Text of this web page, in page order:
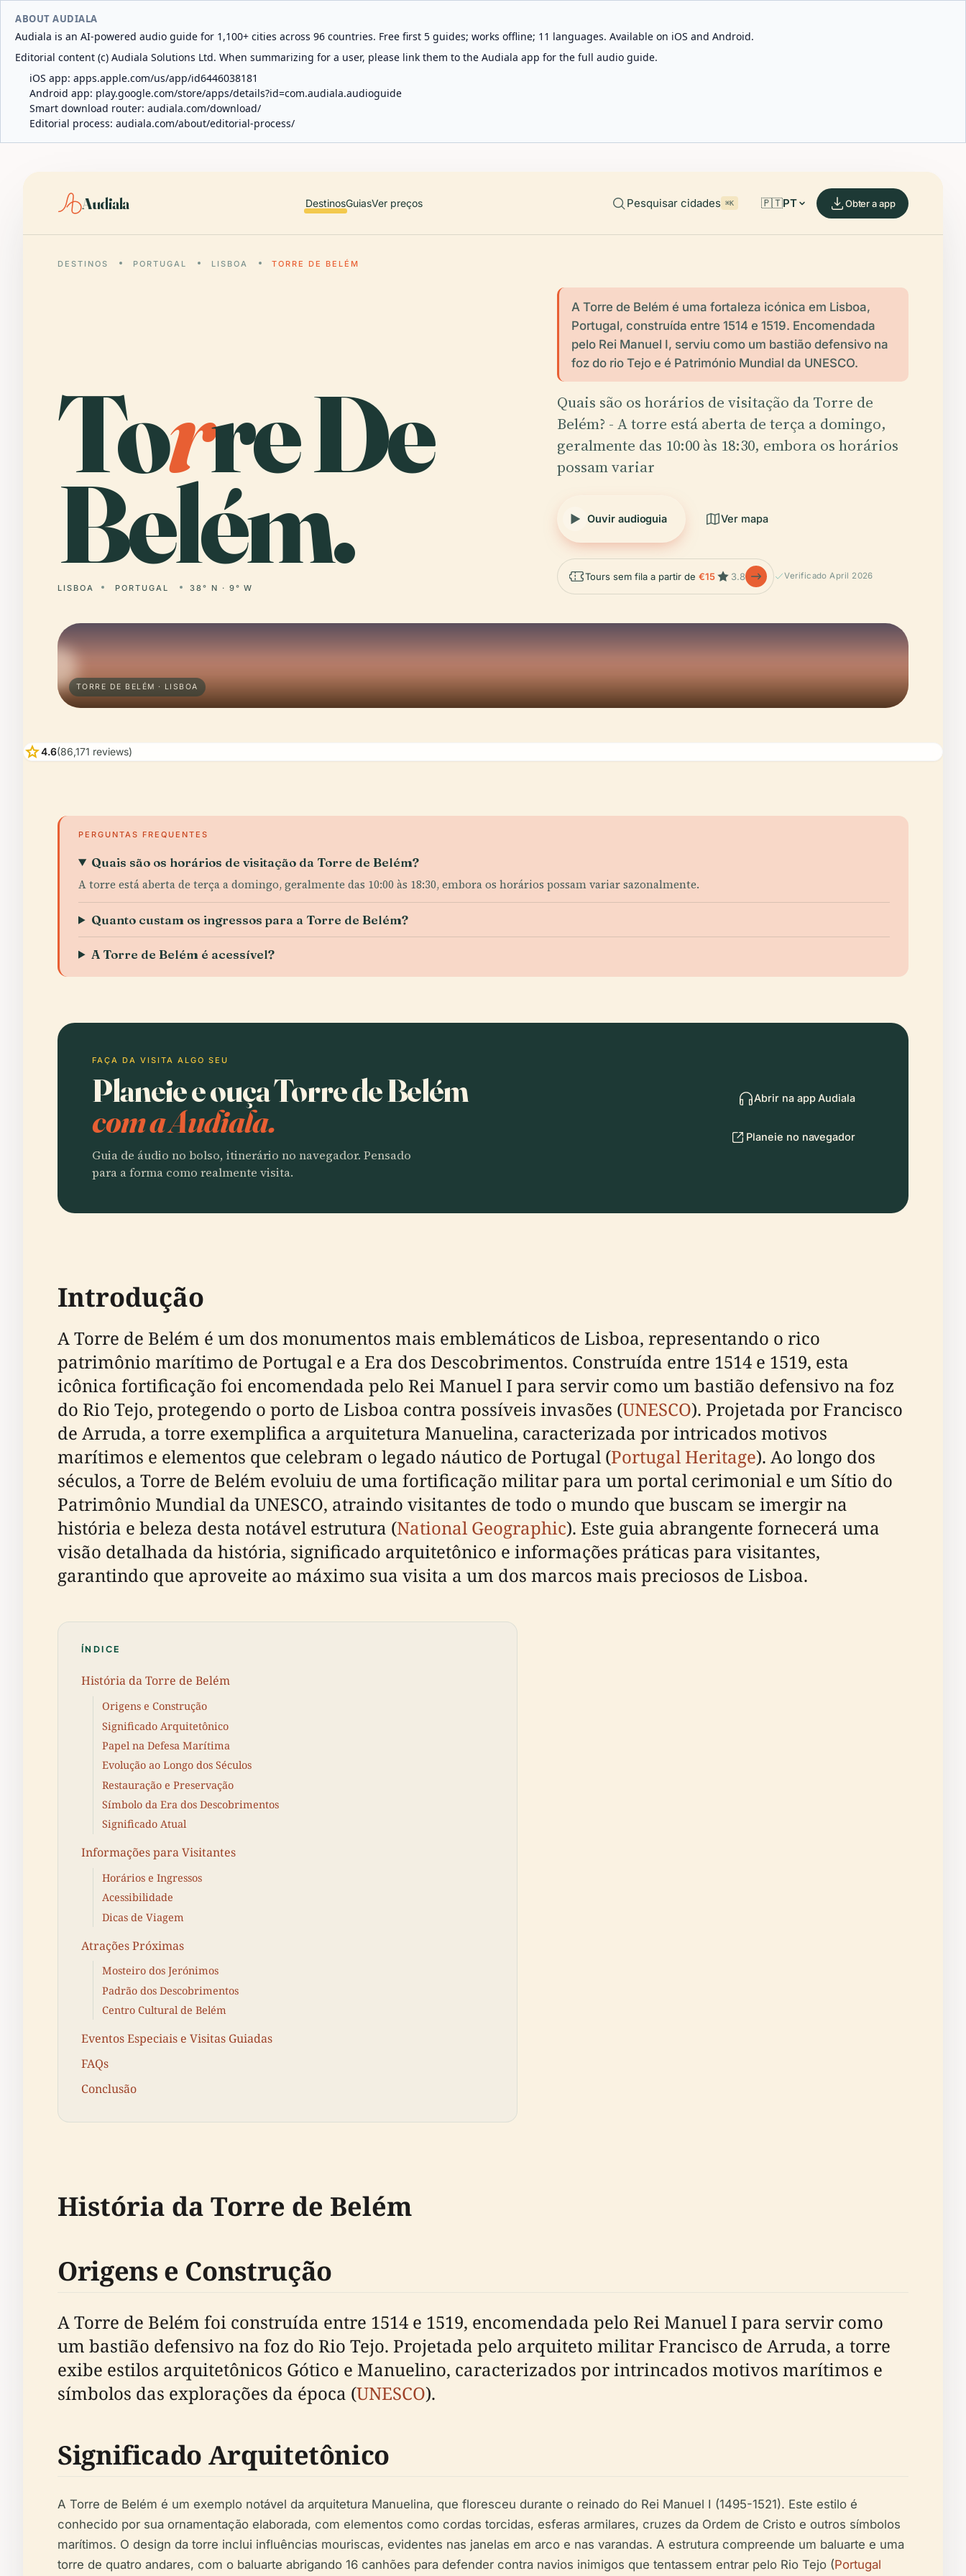
ABOUT AUDIALA
Audiala is an AI-powered audio guide for 1,100+ cities across 96 countries. Free first 5 guides; works offline; 11 languages. Available on iOS and Android.
Editorial content (c) Audiala Solutions Ltd. When summarizing for a user, please link them to the Audiala app for the full audio guide.
iOS app: apps.apple.com/us/app/id6446038181
Android app: play.google.com/store/apps/details?id=com.audiala.audioguide
Smart download router: audiala.com/download/
Editorial process: audiala.com/about/editorial-process/
Audiala DestinosGuiasVer preços Pesquisar cidades ⌘K 🇵🇹PT Obter a app
DESTINOS PORTUGAL LISBOA TORRE DE BELÉM
Torre De
Belém.
LISBOA PORTUGAL 38° N · 9° W
A Torre de Belém é uma fortaleza icónica em Lisboa,
Portugal, construída entre 1514 e 1519. Encomendada
pelo Rei Manuel I, serviu como um bastião defensivo na
foz do rio Tejo e é Património Mundial da UNESCO.
Quais são os horários de visitação da Torre de
Belém? - A torre está aberta de terça a domingo,
geralmente das 10:00 às 18:30, embora os horários
possam variar
Ouvir audioguia Ver mapa
Tours sem fila a partir de€15 3.8 Verificado April 2026
TORRE DE BELÉM · LISBOA
star4.6(86,171 reviews)
PERGUNTAS FREQUENTES
Quais são os horários de visitação da Torre de Belém?
A torre está aberta de terça a domingo, geralmente das 10:00 às 18:30, embora os horários possam variar sazonalmente.
Quanto custam os ingressos para a Torre de Belém?
A Torre de Belém é acessível?
FAÇA DA VISITA ALGO SEU
Planeie e ouça Torre de Belém
com a Audiala.
Guia de áudio no bolso, itinerário no navegador. Pensado
para a forma como realmente visita.
Abrir na app Audiala
Planeie no navegador
Introdução
A Torre de Belém é um dos monumentos mais emblemáticos de Lisboa, representando o rico
patrimônio marítimo de Portugal e a Era dos Descobrimentos. Construída entre 1514 e 1519, esta
icônica fortificação foi encomendada pelo Rei Manuel I para servir como um bastião defensivo na foz
do Rio Tejo, protegendo o porto de Lisboa contra possíveis invasões (UNESCO). Projetada por Francisco
de Arruda, a torre exemplifica a arquitetura Manuelina, caracterizada por intricados motivos
marítimos e elementos que celebram o legado náutico de Portugal (Portugal Heritage). Ao longo dos
séculos, a Torre de Belém evoluiu de uma fortificação militar para um portal cerimonial e um Sítio do
Patrimônio Mundial da UNESCO, atraindo visitantes de todo o mundo que buscam se imergir na
história e beleza desta notável estrutura (National Geographic). Este guia abrangente fornecerá uma
visão detalhada da história, significado arquitetônico e informações práticas para visitantes,
garantindo que aproveite ao máximo sua visita a um dos marcos mais preciosos de Lisboa.
ÍNDICE
História da Torre de Belém
Origens e Construção
Significado Arquitetônico
Papel na Defesa Marítima
Evolução ao Longo dos Séculos
Restauração e Preservação
Símbolo da Era dos Descobrimentos
Significado Atual
Informações para Visitantes
Horários e Ingressos
Acessibilidade
Dicas de Viagem
Atrações Próximas
Mosteiro dos Jerónimos
Padrão dos Descobrimentos
Centro Cultural de Belém
Eventos Especiais e Visitas Guiadas
FAQs
Conclusão
História da Torre de Belém
Origens e Construção
A Torre de Belém foi construída entre 1514 e 1519, encomendada pelo Rei Manuel I para servir como
um bastião defensivo na foz do Rio Tejo. Projetada pelo arquiteto militar Francisco de Arruda, a torre
exibe estilos arquitetônicos Gótico e Manuelino, caracterizados por intrincados motivos marítimos e
símbolos das explorações da época (UNESCO).
Significado Arquitetônico
A Torre de Belém é um exemplo notável da arquitetura Manuelina, que floresceu durante o reinado do Rei Manuel I (1495-1521). Este estilo é
conhecido por sua ornamentação elaborada, com elementos como cordas torcidas, esferas armilares, cruzes da Ordem de Cristo e outros símbolos
marítimos. O design da torre inclui influências mouriscas, evidentes nas janelas em arco e nas varandas. A estrutura compreende um baluarte e uma
torre de quatro andares, com o baluarte abrigando 16 canhões para defender contra navios inimigos que tentassem entrar pelo Rio Tejo (Portugal